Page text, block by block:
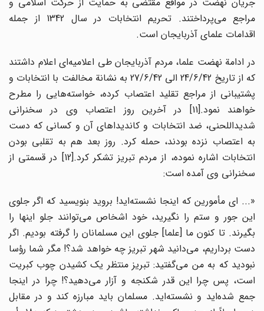
مراجع می‌پرداختند. تحریم انتخابات در سال 1342 از جمله
اقدامات علمای آذربایجان است.
در ادامة نهضت علما، مردم آذربایجان طی اعلامیه‌ای اعلام داشتند
که از تاریخ 24/6/42 الی 27/6/42 به نشانة مخالفت با انتخابات و
پشتیبانی از مراجع تقلید اعتصاب کرده، خواسته‌هایی را مطرح
خواهند نمود.
[11] در آخرین روز اعتصاب وی در سخنرانی
شدیداللحنی، ضد انتخابات و کاندیداهای آن و کسانی که دست
به اعتصاب نزده بودند، حمله کرد. روز بعد هم به تقلبی بودن
انتخابات اشاره نموده، از مردم تبریز تشکر کرد.
[12] در قسمتی از
سخنرانی وی آمده است:
«... ای مأمورین که اینجا نشسته‌اید! بروید بنویسید که اگر جلوی
این جور و ستم را نگیرید، خود اشخاص می‌توانند جلو اینها را
بگیرند. تا کنون ما [علما] جلوی این مسلمانان را گرفته بودیم. اگر
دست برداریم، می‌دانید شهر تبریز چه خواهد شد؟! مگر شما رؤسا
نبودید که به من می‌گفتید: تبریز منتظر یک کشیدن چوب کبریت
است، پس چرا این قدر شکنجه و آزار می‌دهید؟! چرا در اینجا
جمع شده‌اید و نشسته‌اید. مسلمان باید مبارزه کند و در مقابل